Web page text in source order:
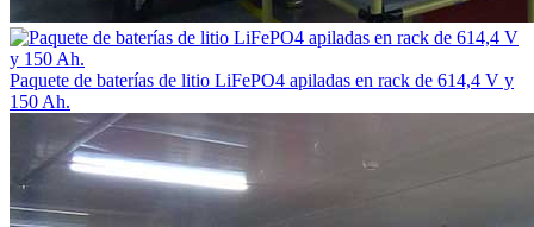
Paquete de baterías de litio LiFePO4 apiladas en rack de 614,4 V y
150 Ah.